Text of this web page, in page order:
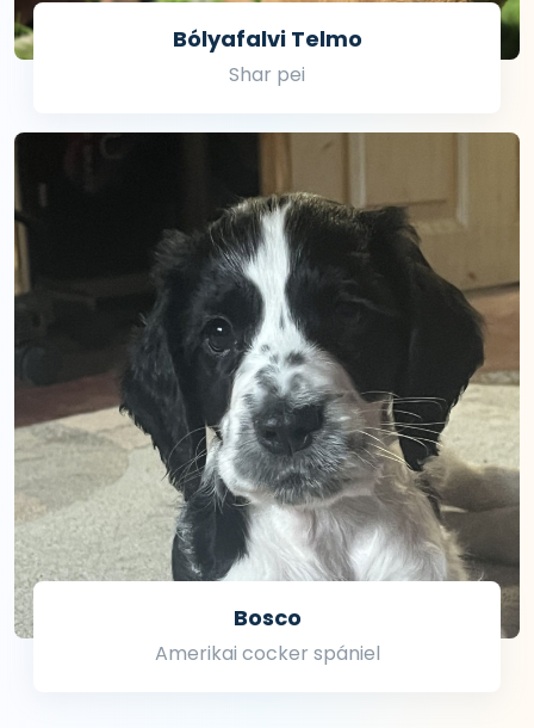
Bólyafalvi Telmo
Shar pei
Bosco
Amerikai cocker spániel